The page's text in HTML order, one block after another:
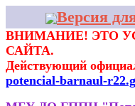
Версия
ВНИМАНИЕ! ЭТО
САЙТА.
Действующий
potencial-barnaul-